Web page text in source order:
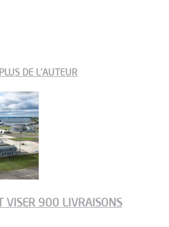
PLUS DE L'AUTEUR
VISER 900 LIVRAISONS